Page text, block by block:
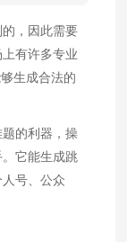
，因此需要
有许多专业
生成合法的
题的利器，操
它能生成跳
号、公众